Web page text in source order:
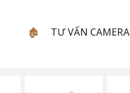
🏚 TƯ VẤN CAMERA